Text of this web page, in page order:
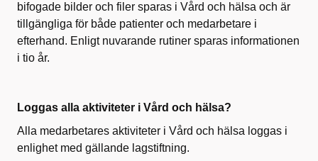
bifogade bilder och filer sparas i Vård och hälsa och är
tillgängliga för både patienter och medarbetare i
efterhand. Enligt nuvarande rutiner sparas informationen
i tio år.
Loggas alla aktiviteter i Vård och hälsa?
Alla medarbetares aktiviteter i Vård och hälsa loggas i
enlighet med gällande lagstiftning.